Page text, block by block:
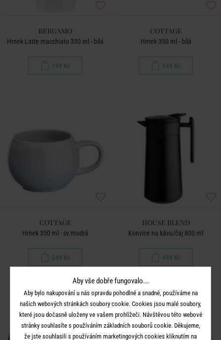
BERGAMO
Hrnek Latte macchiato 330 ml - bílá
199 Kč
COTTAGE
Hrnek 350 ml - bílá
249 Kč
COTTAGE
Hrnek 350 ml - sv.modrá
249 Kč
HOUSE BLEND
Konvice na kávu/čaj 800 ml
499 Kč
Aby vše dobře fungovalo...
Aby bylo nakupování u nás opravdu pohodlné a snadné, používáme na
našich webových stránkách soubory cookie. Cookies jsou malé soubory,
které jsou dočasně uloženy ve vašem prohlížeči. Návštěvou této webové
stránky souhlasíte s používáním základních souborů cookie. Děkujeme,
že jste souhlasili s používáním marketingových cookies kliknutím na